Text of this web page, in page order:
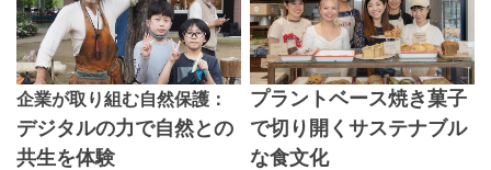
企業が取り組む自然保護：
デジタルの力で自然との
共生を体験
プラントベース焼き菓子
で切り開くサステナブル
な食文化